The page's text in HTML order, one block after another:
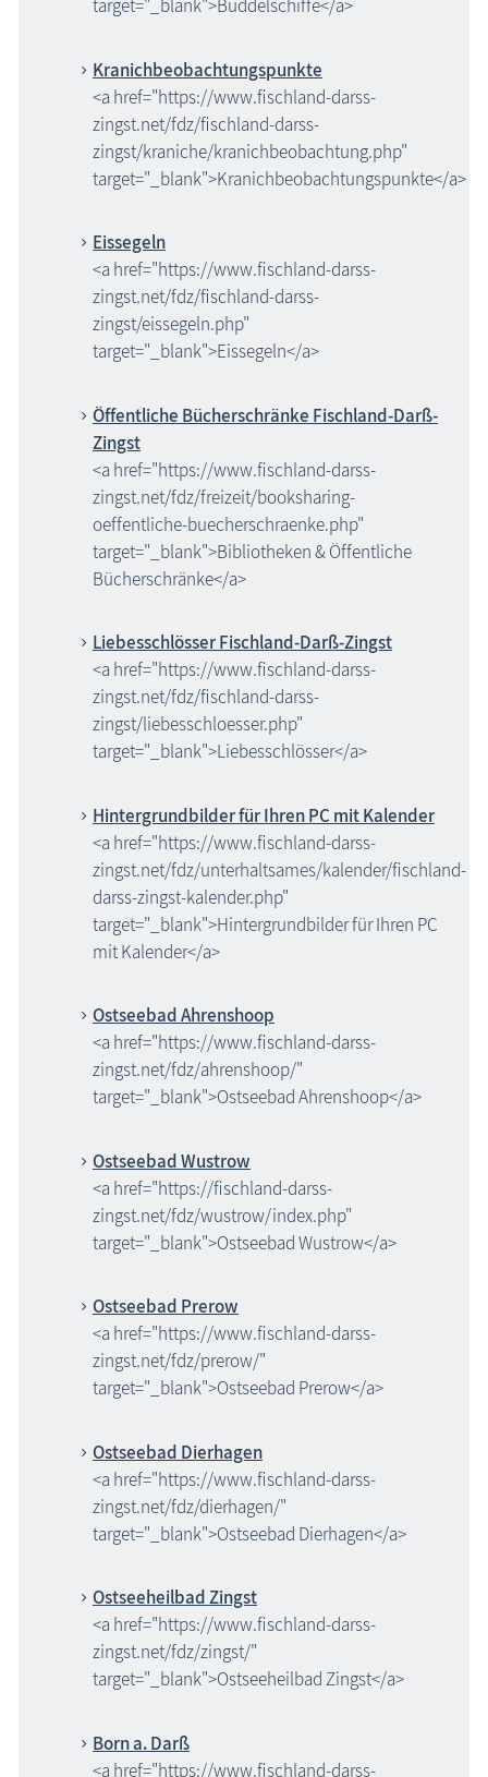
target="_blank">Buddelschiffe</a>
Kranichbeobachtungspunkte
<a href="https://www.fischland-darss-
zingst.net/fdz/fischland-darss-
zingst/kraniche/kranichbeobachtung.php"
target="_blank">Kranichbeobachtungspunkte</a>
Eissegeln
<a href="https://www.fischland-darss-
zingst.net/fdz/fischland-darss-
zingst/eissegeln.php"
target="_blank">Eissegeln</a>
Öffentliche Bücherschränke Fischland-Darß-
Zingst
<a href="https://www.fischland-darss-
zingst.net/fdz/freizeit/booksharing-
oeffentliche-buecherschraenke.php"
target="_blank">Bibliotheken & Öffentliche
Bücherschränke</a>
Liebesschlösser Fischland-Darß-Zingst
<a href="https://www.fischland-darss-
zingst.net/fdz/fischland-darss-
zingst/liebesschloesser.php"
target="_blank">Liebesschlösser</a>
Hintergrundbilder für Ihren PC mit Kalender
<a href="https://www.fischland-darss-
zingst.net/fdz/unterhaltsames/kalender/fischland-
darss-zingst-kalender.php"
target="_blank">Hintergrundbilder für Ihren PC
mit Kalender</a>
Ostseebad Ahrenshoop
<a href="https://www.fischland-darss-
zingst.net/fdz/ahrenshoop/"
target="_blank">Ostseebad Ahrenshoop</a>
Ostseebad Wustrow
<a href="https://fischland-darss-
zingst.net/fdz/wustrow/index.php"
target="_blank">Ostseebad Wustrow</a>
Ostseebad Prerow
<a href="https://www.fischland-darss-
zingst.net/fdz/prerow/"
target="_blank">Ostseebad Prerow</a>
Ostseebad Dierhagen
<a href="https://www.fischland-darss-
zingst.net/fdz/dierhagen/"
target="_blank">Ostseebad Dierhagen</a>
Ostseeheilbad Zingst
<a href="https://www.fischland-darss-
zingst.net/fdz/zingst/"
target="_blank">Ostseeheilbad Zingst</a>
Born a. Darß
<a href="https://www.fischland-darss-